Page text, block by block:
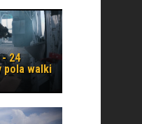
- 24
pola walki